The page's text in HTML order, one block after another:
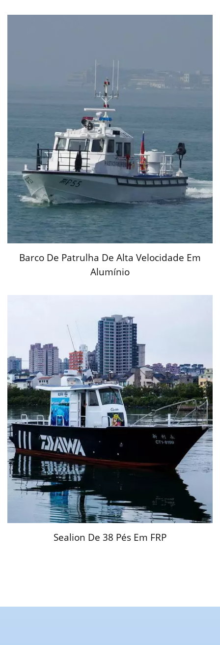
Barco De Patrulha De Alta Velocidade Em
Alumínio
Sealion De 38 Pés Em FRP